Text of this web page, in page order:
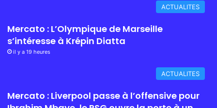
ACTUALITES
Mercato : L’Olympique de Marseille
s’intéresse à Krépin Diatta
il y a 19 heures
ACTUALITES
Mercato : Liverpool passe à l’offensive pour